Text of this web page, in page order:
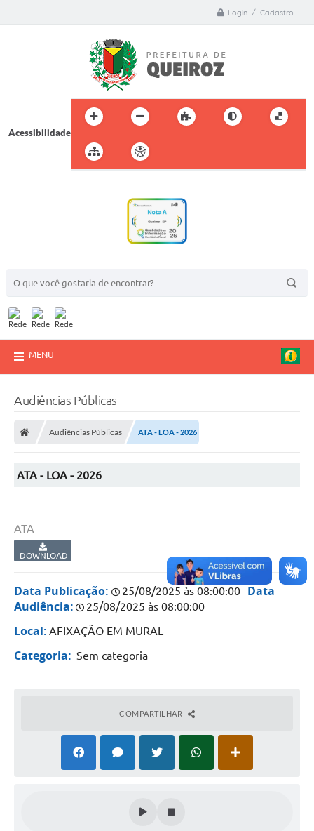
Login / Cadastro
Acessibilidade
MENU
Audiências Públicas
Audiências Públicas ATA - LOA - 2026
ATA - LOA - 2026
ATA
DOWNLOAD
Data Publicação: 25/08/2025 às 08:00:00
Data
Audiência:
25/08/2025 às 08:00:00
Local: AFIXAÇÃO EM MURAL
Categoria: Sem categoria
COMPARTILHAR